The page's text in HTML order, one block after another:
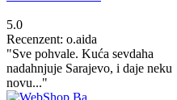
5.0
Recenzent: o.aida
"Sve pohvale. Kuća sevdaha
nadahnjuje Sarajevo, i daje neku
novu..."